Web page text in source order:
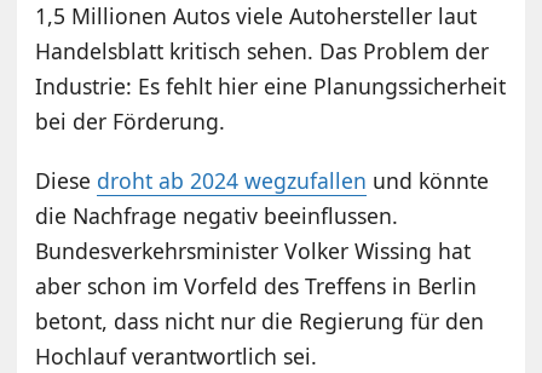
1,5 Millionen Autos viele Autohersteller laut
Handelsblatt kritisch sehen. Das Problem der
Industrie: Es fehlt hier eine Planungssicherheit
bei der Förderung.
Diese droht ab 2024 wegzufallen und könnte
die Nachfrage negativ beeinflussen.
Bundesverkehrsminister Volker Wissing hat
aber schon im Vorfeld des Treffens in Berlin
betont, dass nicht nur die Regierung für den
Hochlauf verantwortlich sei.